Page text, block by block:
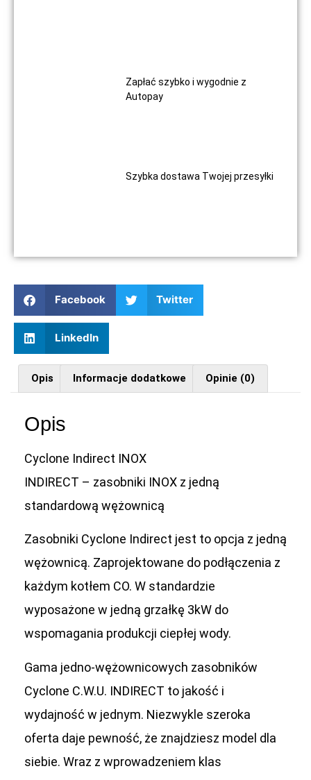
Facebook Twitter
LinkedIn
Zapłać szybko i wygodnie z
Autopay
Szybka dostawa Twojej przesyłki
Opis Informacje dodatkowe Opinie (0)
Opis
Cyclone Indirect INOX
INDIRECT – zasobniki INOX z jedną
standardową wężownicą
Zasobniki Cyclone Indirect jest to opcja z jedną
wężownicą. Zaprojektowane do podłączenia z
każdym kotłem CO. W standardzie
wyposażone w jedną grzałkę 3kW do
wspomagania produkcji ciepłej wody.
Gama jedno-wężownicowych zasobników
Cyclone C.W.U. INDIRECT to jakość i
wydajność w jednym. Niezwykle szeroka
oferta daje pewność, że znajdziesz model dla
siebie. Wraz z wprowadzeniem klas